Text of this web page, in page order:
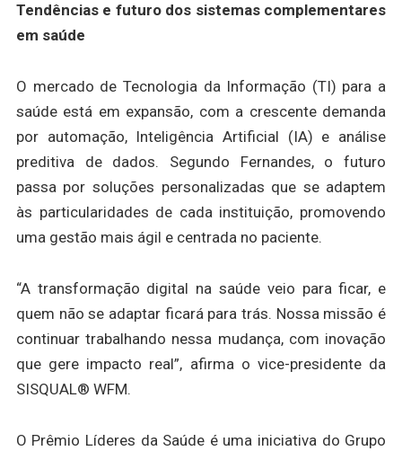
Tendências e futuro dos sistemas complementares
em saúde
O mercado de Tecnologia da Informação (TI) para a
saúde está em expansão, com a crescente demanda
por automação, Inteligência Artificial (IA) e análise
preditiva de dados. Segundo Fernandes, o futuro
passa por soluções personalizadas que se adaptem
às particularidades de cada instituição, promovendo
uma gestão mais ágil e centrada no paciente.
“A transformação digital na saúde veio para ficar, e
quem não se adaptar ficará para trás. Nossa missão é
continuar trabalhando nessa mudança, com inovação
que gere impacto real”, afirma o vice-presidente da
SISQUAL® WFM.
O Prêmio Líderes da Saúde é uma iniciativa do Grupo